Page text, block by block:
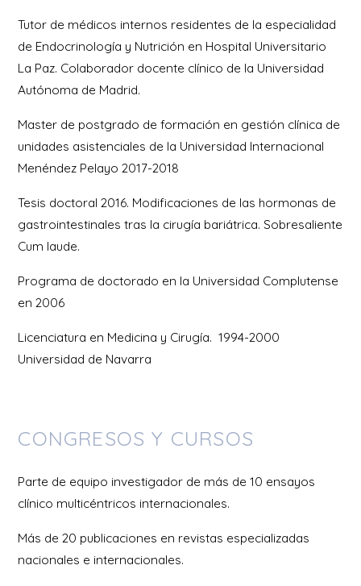
Tutor de médicos internos residentes de la especialidad
de Endocrinología y Nutrición en Hospital Universitario
La Paz. Colaborador docente clínico de la Universidad
Autónoma de Madrid.
Master de postgrado de formación en gestión clínica de
unidades asistenciales de la Universidad Internacional
Menéndez Pelayo 2017-2018
Tesis doctoral 2016. Modificaciones de las hormonas de
gastrointestinales tras la cirugía bariátrica. Sobresaliente
Cum laude.
Programa de doctorado en la Universidad Complutense
en 2006
Licenciatura en Medicina y Cirugía. 1994-2000
Universidad de Navarra
CONGRESOS Y CURSOS
Parte de equipo investigador de más de 10 ensayos
clínico multicéntricos internacionales.
Más de 20 publicaciones en revistas especializadas
nacionales e internacionales.